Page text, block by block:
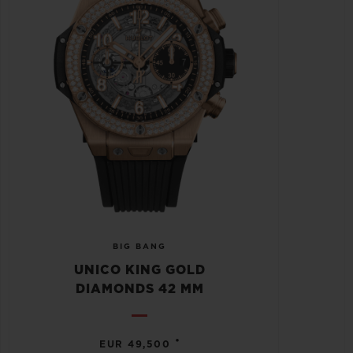
BIG BANG
UNICO KING GOLD
DIAMONDS 42 MM
EUR 49,500 •